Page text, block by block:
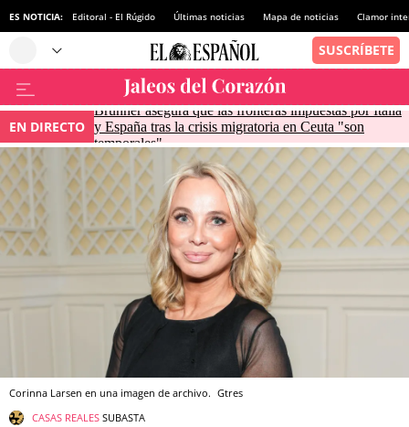
ES NOTICIA: Editoral - El Rúgido Últimas noticias Mapa de noticias Clamor
EN DIRECTO
Brunner asegura que las fronteras impuestas por Italia
y España tras la crisis migratoria en Ceuta "son
temporales"
Corinna Larsen en una imagen de archivo. Gtres
CASAS REALES SUBASTA